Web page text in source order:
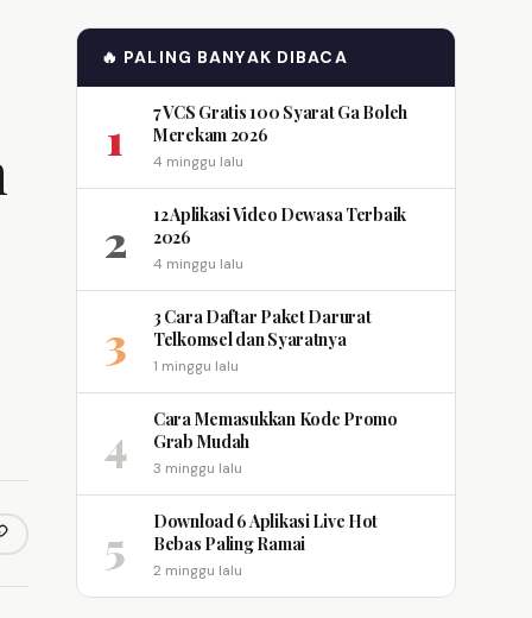
link
🔥 PALING BANYAK DIBACA
1
7 VCS Gratis 100 Syarat Ga Boleh
Merekam 2026
4 minggu lalu
2
12 Aplikasi Video Dewasa Terbaik
2026
4 minggu lalu
3
3 Cara Daftar Paket Darurat
Telkomsel dan Syaratnya
1 minggu lalu
4
Cara Memasukkan Kode Promo
Grab Mudah
3 minggu lalu
5
Download 6 Aplikasi Live Hot
Bebas Paling Ramai
2 minggu lalu